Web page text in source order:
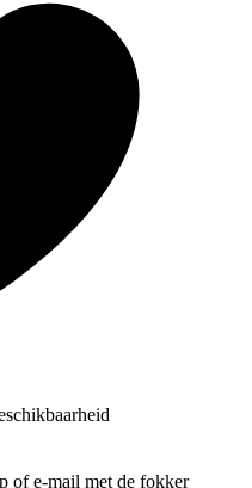
of e-mail met de fokker